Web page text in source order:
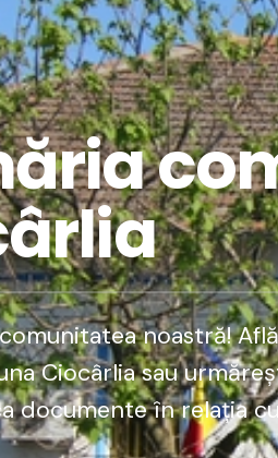
noastră!
Ciocârlia sau
documente în relația